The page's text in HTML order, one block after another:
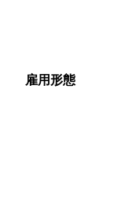
雇用形態